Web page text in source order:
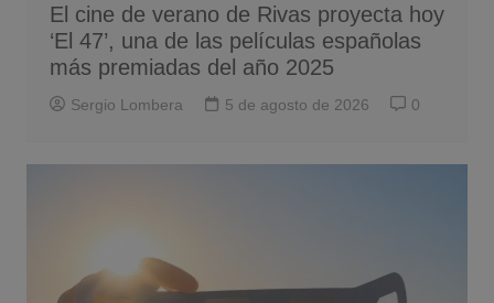
El cine de verano de Rivas proyecta hoy
‘El 47’, una de las películas españolas
más premiadas del año 2025
Sergio Lombera 5 de agosto de 2026 0